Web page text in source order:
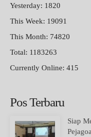
Yesterday: 1820
This Week: 19091
This Month: 74820
Total: 1183263
Currently Online: 415
Pos Terbaru
Siap